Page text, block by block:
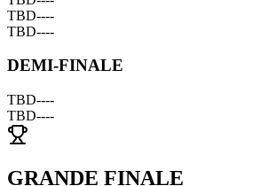
TBD----
TBD----
DEMI-FINALE
TBD----
TBD----
GRANDE FINALE